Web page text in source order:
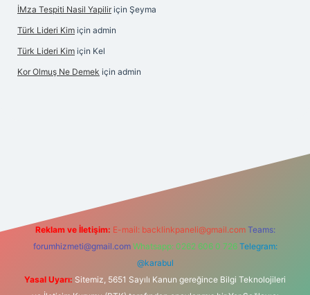
İMza Tespiti Nasil Yapilir için Şeyma
Türk Lideri Kim için admin
Türk Lideri Kim için Kel
Kor Olmuş Ne Demek için admin
Reklam ve İletişim: E-mail: backlinkpaneli@gmail.com Teams:
forumhizmeti@gmail.com Whatsapp: 0262 606 0 726 Telegram:
@karabul
Yasal Uyarı: Sitemiz, 5651 Sayılı Kanun gereğince Bilgi Teknolojileri